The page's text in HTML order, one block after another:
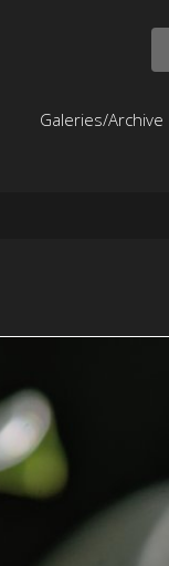
Galeries/Archive